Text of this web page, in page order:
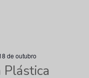
de outubro
Plástica